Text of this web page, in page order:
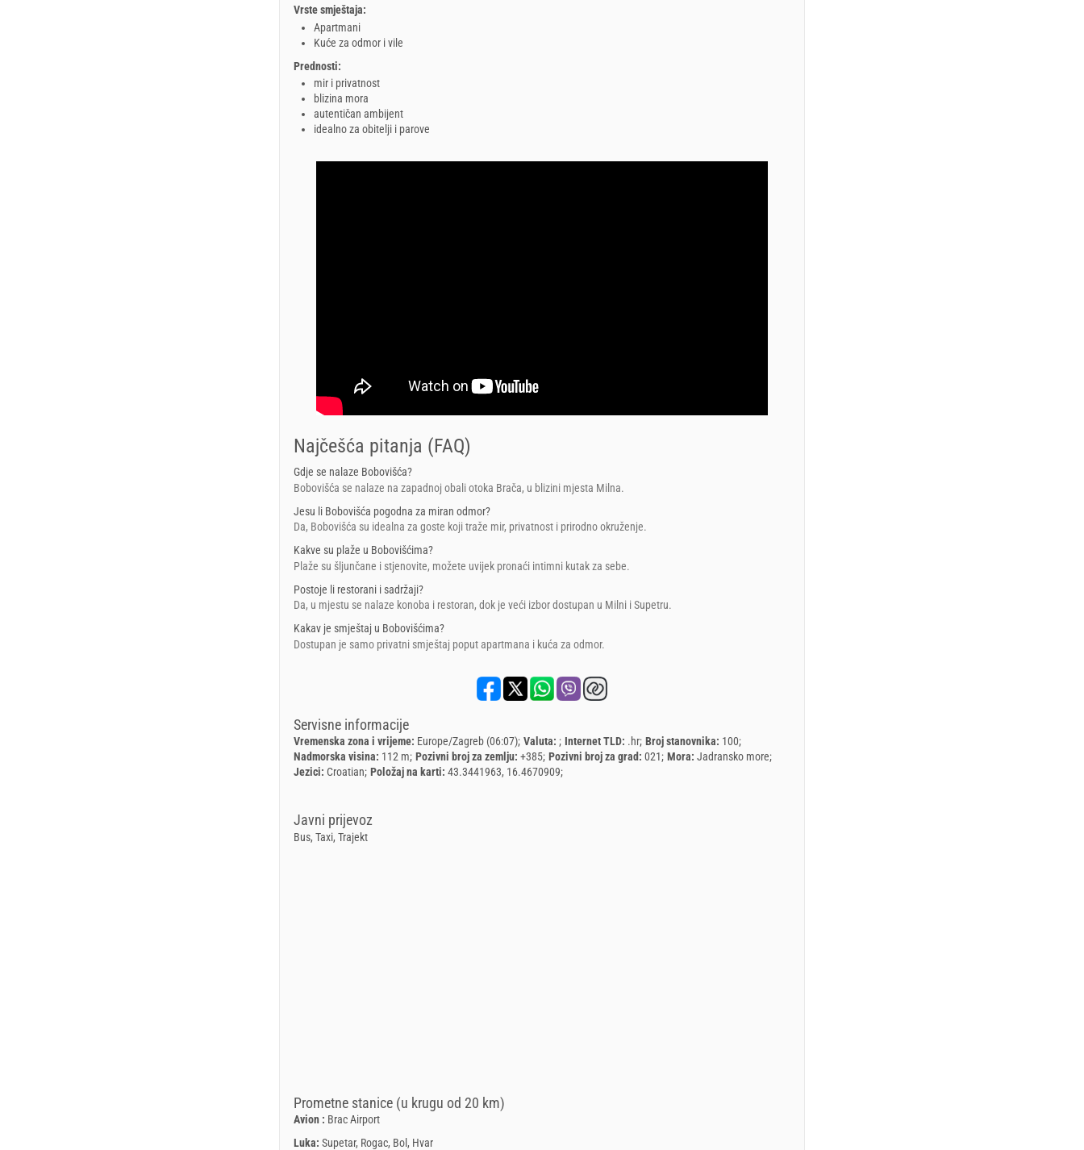
Vrste smještaja:
Apartmani
Kuće za odmor i vile
Prednosti:
mir i privatnost
blizina mora
autentičan ambijent
idealno za obitelji i parove
Najčešća pitanja (FAQ)
Gdje se nalaze Bobovišća?
Bobovišća se nalaze na zapadnoj obali otoka Brača, u blizini mjesta Milna.
Jesu li Bobovišća pogodna za miran odmor?
Da, Bobovišća su idealna za goste koji traže mir, privatnost i prirodno okruženje.
Kakve su plaže u Bobovišćima?
Plaže su šljunčane i stjenovite, možete uvijek pronaći intimni kutak za sebe.
Postoje li restorani i sadržaji?
Da, u mjestu se nalaze konoba i restoran, dok je veći izbor dostupan u Milni i Supetru.
Kakav je smještaj u Bobovišćima?
Dostupan je samo privatni smještaj poput apartmana i kuća za odmor.
Servisne informacije
Vremenska zona i vrijeme: Europe/Zagreb (06:07) Valuta: Internet TLD: .hr Broj stanovnika: 100
Nadmorska visina: 112 m Pozivni broj za zemlju: +385 Pozivni broj za grad: 021 Mora: Jadransko more
Jezici: Croatian Položaj na karti: 43.3441963, 16.4670909
Javni prijevoz
Bus, Taxi, Trajekt
Prometne stanice (u krugu od 20 km)
Avion : Brac Airport
Luka: Supetar, Rogac, Bol, Hvar